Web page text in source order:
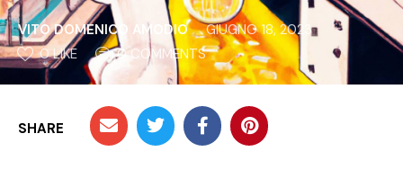
VITO DOMENICO AMODIO
GIUGNO 18, 2023
0 LIKE 0 COMMENTS
SHARE